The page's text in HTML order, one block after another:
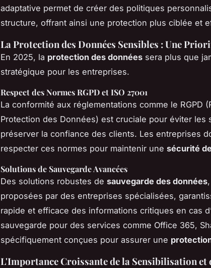
adaptative permet de créer des politiques
structure, offrant ainsi une protection plus ciblée et
La Protection des Données Sensibles : Une
En 2025, la protection des données sera plus que
stratégique pour les entreprises.
Respect des Normes RGPD et ISO 27001
La conformité aux réglementations comme le RGPD
Protection des Données) est cruciale pour éviter les
préserver la confiance des clients. Les entreprises
respecter ces normes pour maintenir une sécurité
Solutions de Sauvegarde Avancées
Des solutions robustes de sauvegarde des données
proposées par des entreprises spécialisées,
rapide et efficace des informations critiques en cas
sauvegarde pour des services comme Office 365,
spécifiquement conçues pour assurer une
L'Importance Croissante de la Sensibilisation et